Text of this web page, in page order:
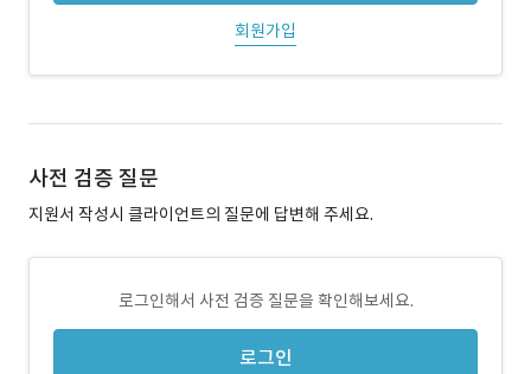
회원가입
사전 검증 질문
지원서 작성시 클라이언트의 질문에 답변해 주세요.
로그인해서 사전 검증 질문을 확인해보세요.
로그인